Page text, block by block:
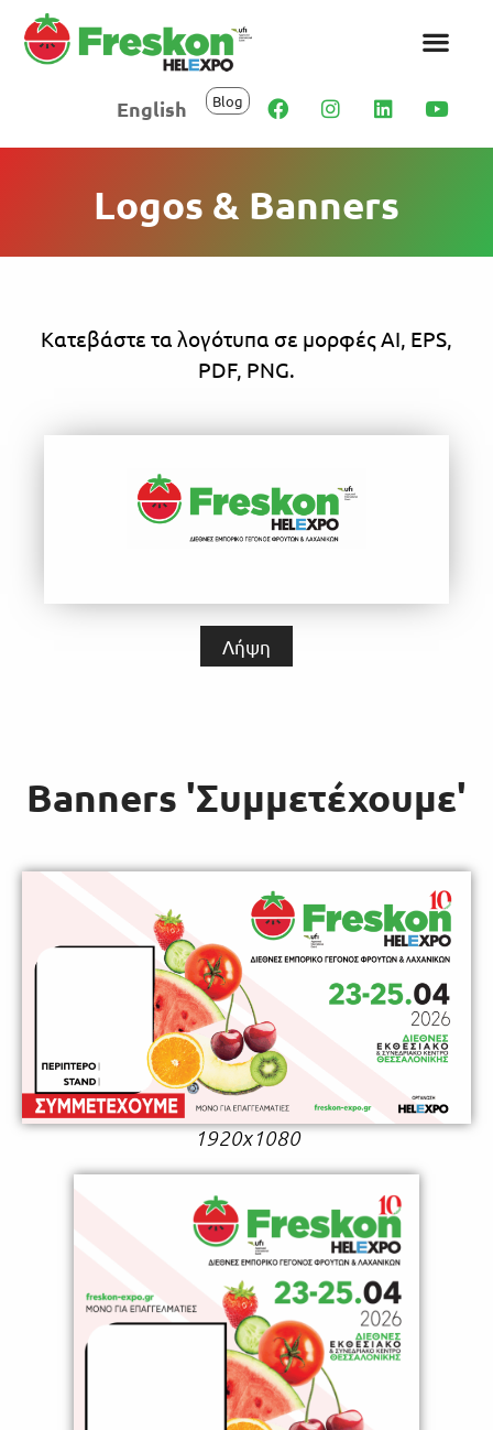
English Blog
Logos & Banners
Κατεβάστε τα λογότυπα σε μορφές AI, EPS,
PDF, PNG.
Λήψη
Banners 'Συμμετέχουμε'
1920x1080